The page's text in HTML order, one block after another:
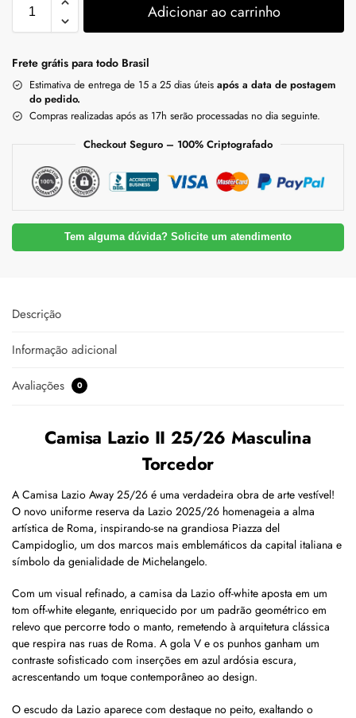
Adicionar ao carrinho
Frete grátis para todo Brasil
Estimativa de entrega de 15 a 25 dias úteis após a data de postagem
do pedido.
Compras realizadas após as 17h serão processadas no dia seguinte.
Checkout Seguro – 100% Criptografado
Tem alguma dúvida? Solicite um atendimento
Descrição
Informação adicional
Avaliações 0
Camisa Lazio II 25/26 Masculina
Torcedor
A Camisa Lazio Away 25/26 é uma verdadeira obra de arte vestível!
O novo uniforme reserva da Lazio 2025/26 homenageia a alma
artística de Roma, inspirando-se na grandiosa Piazza del
Campidoglio, um dos marcos mais emblemáticos da capital italiana e
símbolo da genialidade de Michelangelo.
Com um visual refinado, a camisa da Lazio off-white aposta em um
tom off-white elegante, enriquecido por um padrão geométrico em
relevo que percorre todo o manto, remetendo à arquitetura clássica
que respira nas ruas de Roma. A gola V e os punhos ganham um
contraste sofisticado com inserções em azul ardósia escura,
acrescentando um toque contemporâneo ao design.
O escudo da Lazio aparece com destaque no peito, exaltando o